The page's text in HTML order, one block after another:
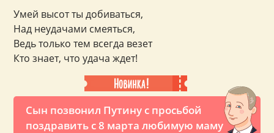
Сын позвонил Путину с просьбой
поздравить с 8 марта любимую маму
Умей высот ты добиваться,
Над неудачами смеяться,
Ведь только тем всегда везет
Кто знает, что удача ждет!